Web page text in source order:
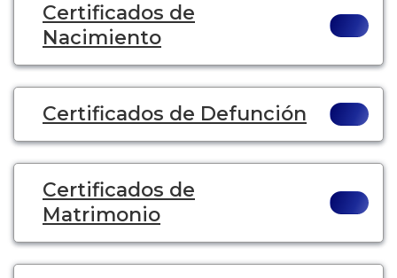
Certificados de
Nacimiento
Certificados de Defunción
Certificados de
Matrimonio